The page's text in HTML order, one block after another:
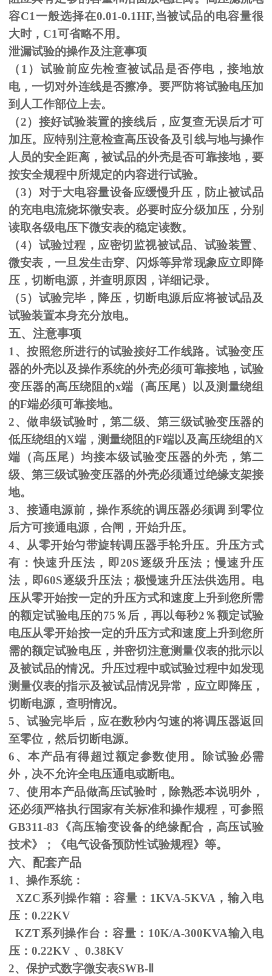
容C1一般选择在0.01-0.1HF,当被试品的电容量很
大时，C1可省略不用。
泄漏试验的操作及注意事项
（1）试验前应先检查被试品是否停电，接地放
电，一切对外连线是否擦净。要严防将试验电压加
到人工作部位上去。
（2）接好试验装置的接线后，应复查无误后才可
加压。应特别注意检查高压设备及引线与地与操作
人员的安全距离，被试品的外壳是否可靠接地，要
按安全规程中所规定的内容进行试验。
（3）对于大电容量设备应缓慢升压，防止被试品
的充电电流烧坏微安表。必要时应分级加压，分别
读取各级电压下微安表的稳定读数。
（4）试验过程，应密切监视被试品、试验装置、
微安表，一旦发生击穿、闪烁等异常现象应立即降
压，切断电源，并查明原因，详细记录。
（5）试验完毕，降压，切断电源后应将被试品及
试验装置本身充分放电。
五、注意事项
1、按照您所进行的试验接好工作线路。试验变压
器的外壳以及操作系统的外壳必须可靠接地，试验
变压器的高压绕阻的x端（高压尾）以及测量绕组
的F端必须可靠接地。
2、做串级试验时，第二级、第三级试验变压器的
低压绕组的X端，测量绕阻的F端以及高压绕组的X
端（高压尾）均接本级试验变压器的外壳，第二
级、第三级试验变压器的外壳必须通过绝缘支架接
地。
3、接通电源前，操作系统的调压器必须调 到零位
后方可接通电源，合闸，开始升压。
4、从零开始匀带旋转调压器手轮升压。升压方式
有：快速升压法，即20S逐级升压法；慢速升压
法，即60S逐级升压法；极慢速升压法供选用。电
压从零开始按一定的升压方式和速度上升到您所需
的额定试验电压的75％后，再以每秒2％额定试验
电压从零开始按一定的升压方式和速度上升到您所
需的额定试验电压，并密切注意测量仪表的批示以
及被试品的情况。升压过程中或试验过程中如发现
测量仪表的指示及被试品情况异常，应立即降压，
切断电源，查明情况。
5、试验完毕后，应在数秒内匀速的将调压器返回
至零位，然后切断电源。
6、本产品有得超过额定参数使用。除试验必需
外，决不允许全电压通电或断电。
7、使用本产品做高压试验时，除熟悉本说明外，
还必须严格执行国家有关标准和操作规程，可参照
GB311-83 《高压输变设备的绝缘配合，高压试验
技术》；《电气设备预防性试验规程》等。
六、配套产品
1、操作系统：
XZC系列操作箱：容量： 1KVA-5KVA ，输入电
压： 0.22KV
KZT系列操作台：容量： 10K/A-300KVA输入电
压： 0.22KV 、 0.38KV
2、保护式数字微安表SWB-